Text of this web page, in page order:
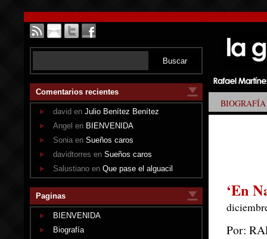
Comentarios recientes
david en Julio Benítez Benítez
Angel en BIENVENIDA
Sonia en Sueños caros
davidtorres en Sueños caros
Salustiano en Que pase el alguacil
Paginas
BIENVENIDA
Biografía
BIOGRAFÍA
‘En
Por: